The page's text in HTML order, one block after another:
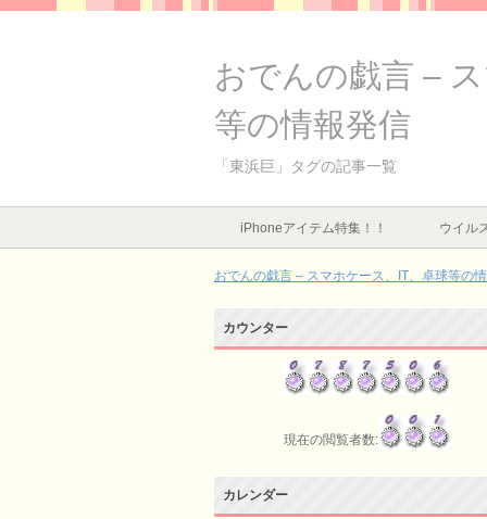
おでんの戯言 –
等の情報発信
「東浜巨」タグの記事一覧
iPhoneアイテム特集！！ ウイル
おでんの戯言 – スマホケース、IT、卓球等の
カウンター
現在の閲覧者数:
カレンダー